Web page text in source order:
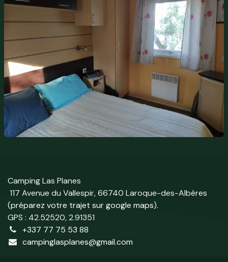
Camping Las Planes
117 Avenue du Vallespir, 66740 Laroque-des-Albères
(préparez votre trajet sur google maps).
GPS : 42.52520, 2.91351
+337 77 75 53 88
campinglasplanes@gmail.com